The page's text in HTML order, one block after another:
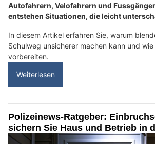
Autofahrern, Velofahrern und
entstehen Situationen, die leicht
In diesem Artikel erfahren Sie, warum
Schulweg unsicherer machen kann und
vorbereiten.
Weiterlesen
Polizeinews-Ratgeber:
sichern Sie Haus und Betrieb in